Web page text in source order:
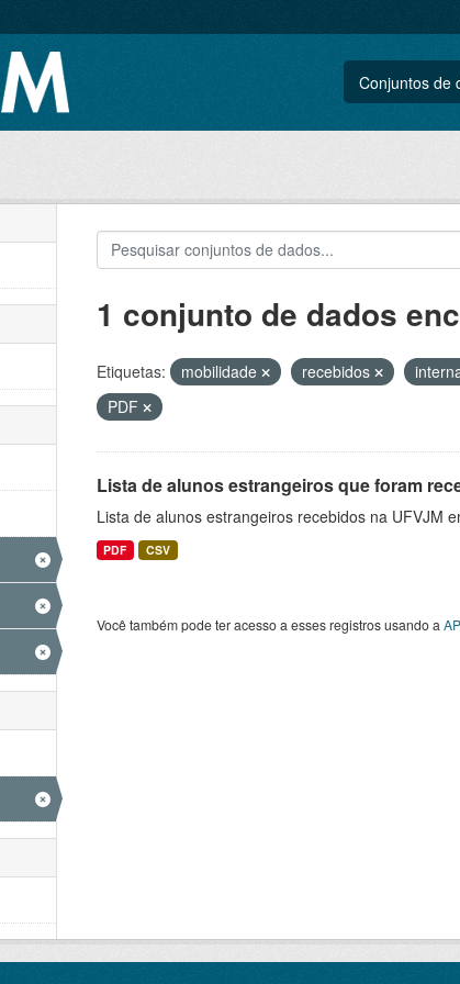
Conjuntos de
1 conjunto de dados
Etiquetas: mobilidade recebidos
PDF
Lista de alunos estrangeiros que foram
Lista de alunos estrangeiros recebidos na UFVJM
PDF CSV
Você também pode ter acesso a esses registros usando a